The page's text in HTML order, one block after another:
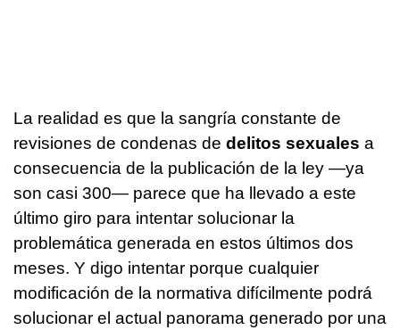
La realidad es que la sangría constante de
revisiones de condenas de delitos sexuales a
consecuencia de la publicación de la ley —ya
son casi 300— parece que ha llevado a este
último giro para intentar solucionar la
problemática generada en estos últimos dos
meses. Y digo intentar porque cualquier
modificación de la normativa difícilmente podrá
solucionar el actual panorama generado por una